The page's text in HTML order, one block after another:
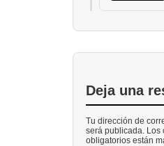
Deja una
Tu dirección de
será publicada. Los
obligatorios están